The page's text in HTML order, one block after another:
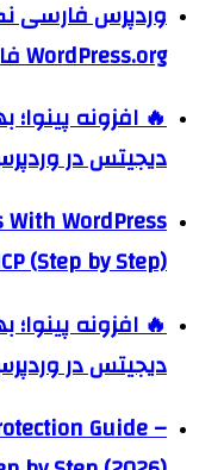
WordPress.org فارسی
🔥 افزونه پینوا؛
دیجیتس در
With WordPress
(Step by Step)
🔥 افزونه پینوا؛
دیجیتس در
Guide –